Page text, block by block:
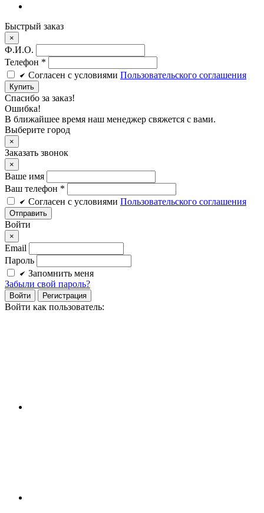
Быстрый заказ
×
Ф.И.О.
Телефон *
Cогласен c условиями Пользовательского соглашения
Купить
Спасибо за заказ!
Ошибка!
В ближайшее время наш менеджер свяжется с вами.
Выберите город
×
Заказать звонок
×
Ваше имя
Ваш телефон *
Cогласен c условиями Пользовательского соглашения
Войти
×
Email
Пароль
Запомнить меня
Забыли свой пароль?
Войти Регистрация
Войти как пользователь: